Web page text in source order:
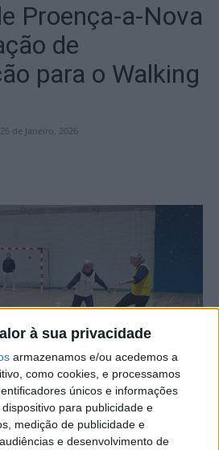
à sua privacidade
armazenamos e/ou acedemos a
como cookies, e processamos
únicos e informações
para publicidade e
medição de publicidade e
e desenvolvimento de
Proença-a-Nova
de
para o Walking
26 de Janeiro, 2026
a-Nova acolheu uma ação de
da modalidade de Walking
promovida pela Federação